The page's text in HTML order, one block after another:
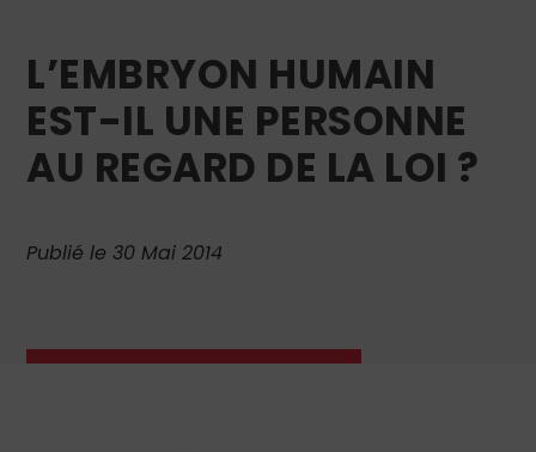
L’EMBRYON HUMAIN
EST-IL UNE PERSONNE
AU REGARD DE LA LOI ?
Publié le 30 Mai 2014